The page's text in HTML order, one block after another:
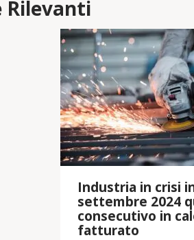
Rilevanti
Industria in crisi
settembre 2024
consecutivo in
fatturato